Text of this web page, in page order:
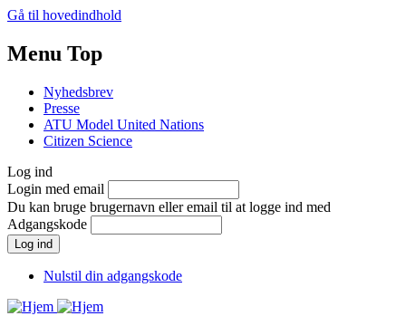
Gå til hovedindhold
Menu Top
Nyhedsbrev
Presse
ATU Model United Nations
Citizen Science
Log ind
Login med email
Du kan bruge brugernavn eller email til at logge ind med
Adgangskode
Nulstil din adgangskode